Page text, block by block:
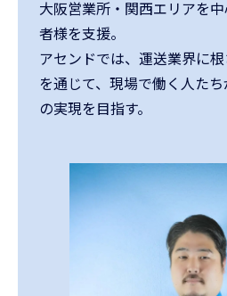
大阪営業所・関西エリアを
者様を支援。
アセンドでは、運送業界に
を通じて、現場で働く人た
の実現を目指す。